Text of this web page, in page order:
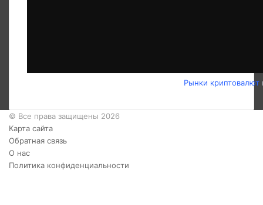
Рынки криптовалют
© Все права защищены 2026
Карта сайта
Обратная связь
О нас
Политика конфиденциальности